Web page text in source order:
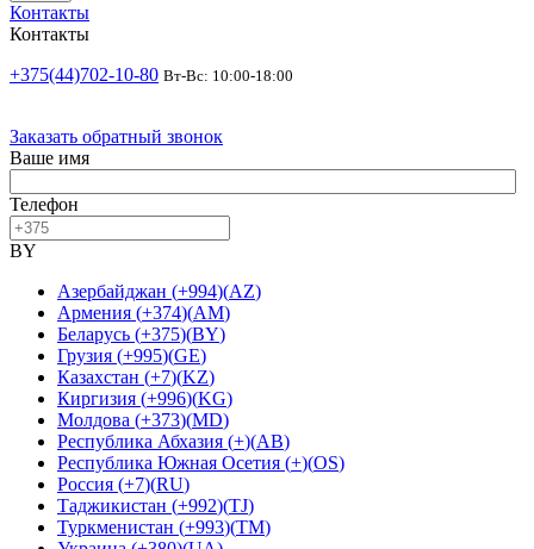
Контакты
Контакты
+375(44)702-10-80 Вт-Вс: 10:00-18:00
Заказать обратный звонок
Ваше имя
Телефон
BY
Азербайджан (+994)(AZ)
Армения (+374)(AM)
Беларусь (+375)(BY)
Грузия (+995)(GE)
Казахстан (+7)(KZ)
Киргизия (+996)(KG)
Молдова (+373)(MD)
Республика Абхазия (+)(AB)
Республика Южная Осетия (+)(OS)
Россия (+7)(RU)
Таджикистан (+992)(TJ)
Туркменистан (+993)(TM)